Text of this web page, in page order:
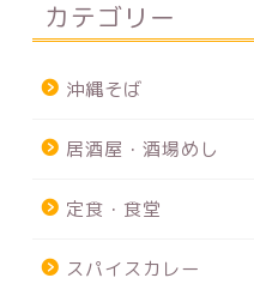
カテゴリー
沖縄そば
居酒屋・酒場めし
定食・食堂
スパイスカレー